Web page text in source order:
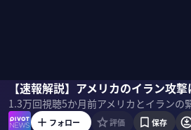
【速報解説】アメリカのイラン攻
1.3万回視聴5か月前
田中浩一郎小手森千紗
フォロー 評価 保存